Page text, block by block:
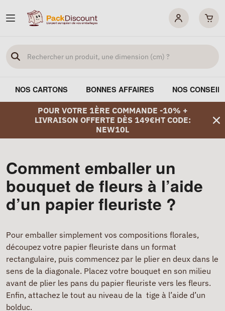
NOS CARTONS BONNES AFFAIRES NOS
POUR VOTRE 1ÈRE COMMANDE -10% +
LIVRAISON OFFERTE DÈS 149€HT CODE:
NEW10L
Comment emballer un
bouquet de fleurs à l’aide
d’un papier fleuriste ?
Pour emballer simplement vos compositions florales,
découpez votre papier fleuriste dans un format
rectangulaire, puis commencez par le plier en deux dans le
sens de la diagonale. Placez votre bouquet en son milieu
avant de plier les pans du papier fleuriste vers les fleurs.
Enfin, attachez le tout au niveau de la tige à l’aide d’un
bolduc.